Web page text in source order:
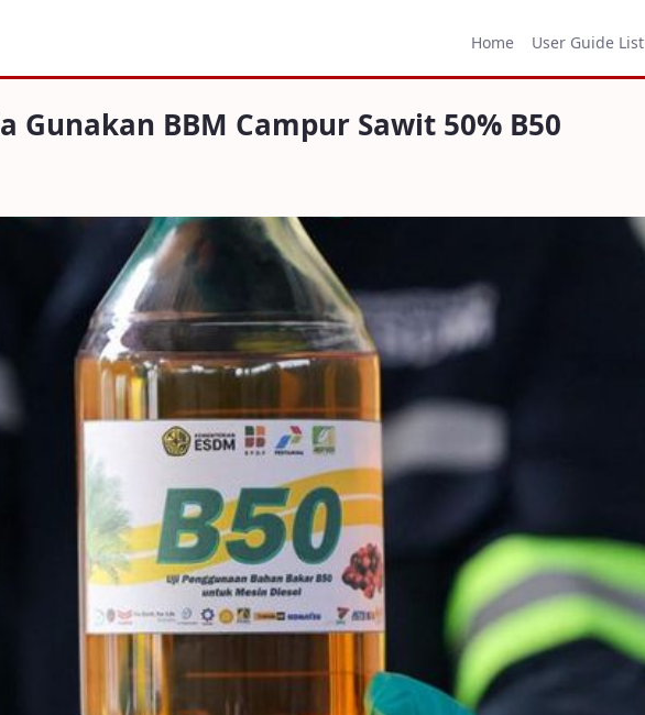
BBM Campur Sawit 50% B50
Home User Guide List
Gunakan BBM Campur Sawit 50% B50